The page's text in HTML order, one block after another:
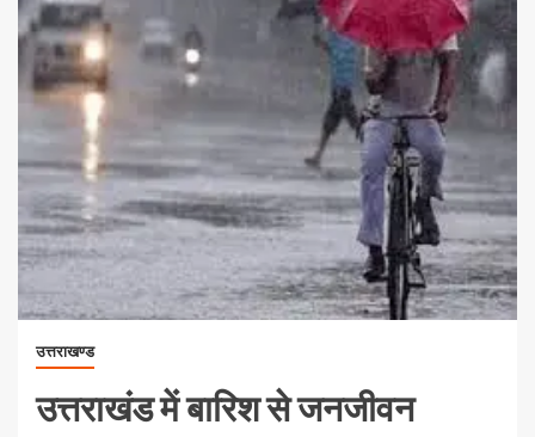
उत्तराखण्ड
उत्तराखंड में बारिश से जनजीवन